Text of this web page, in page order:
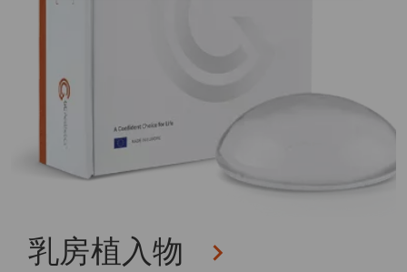
乳房植入物